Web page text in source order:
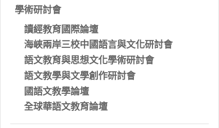
學術研討會
讀經教育國際論壇
海峽兩岸三校中國語言與文化研討會
語文教育與思想文化學術研討會
語文教學與文學創作研討會
國語文教學論壇
全球華語文教育論壇